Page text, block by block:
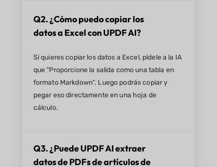
Q2. ¿Cómo puedo copiar los
datos a Excel con UPDF AI?
Si quieres copiar los datos a Excel, pídele a la IA
que "Proporcione la salida como una tabla en
formato Markdown". Luego podrás copiar y
pegar eso directamente en una hoja de
cálculo.
Q3. ¿Puede UPDF AI extraer
datos de PDFs de artículos de